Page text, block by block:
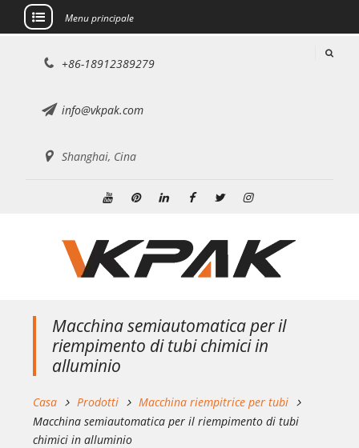
Menu principale
+86-18912389279
info@vkpak.com
Shanghai, Cina
Macchina semiautomatica per il
riempimento di tubi chimici in
alluminio
Casa Prodotti
Macchina riempitrice per tubi
Macchina semiautomatica per il riempimento di tubi
chimici in alluminio